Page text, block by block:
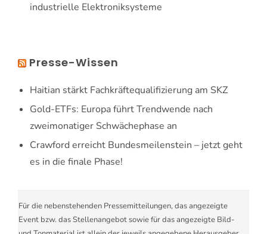
industrielle Elektroniksysteme
Presse-Wissen
Haitian stärkt Fachkräftequalifizierung am SKZ
Gold-ETFs: Europa führt Trendwende nach
zweimonatiger Schwächephase an
Crawford erreicht Bundesmeilenstein – jetzt geht
es in die finale Phase!
Für die nebenstehenden Pressemitteilungen, das angezeigte
Event bzw. das Stellenangebot sowie für das angezeigte Bild-